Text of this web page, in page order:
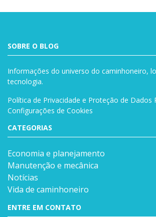
SOBRE O BLOG
Informações do universo do caminhoneiro,
tecnologia.
Política de Privacidade e Proteção de Dados
Configurações de Cookies
CATEGORIAS
Economia e planejamento
Manutenção e mecânica
Notícias
Vida de caminhoneiro
ENTRE EM CONTATO